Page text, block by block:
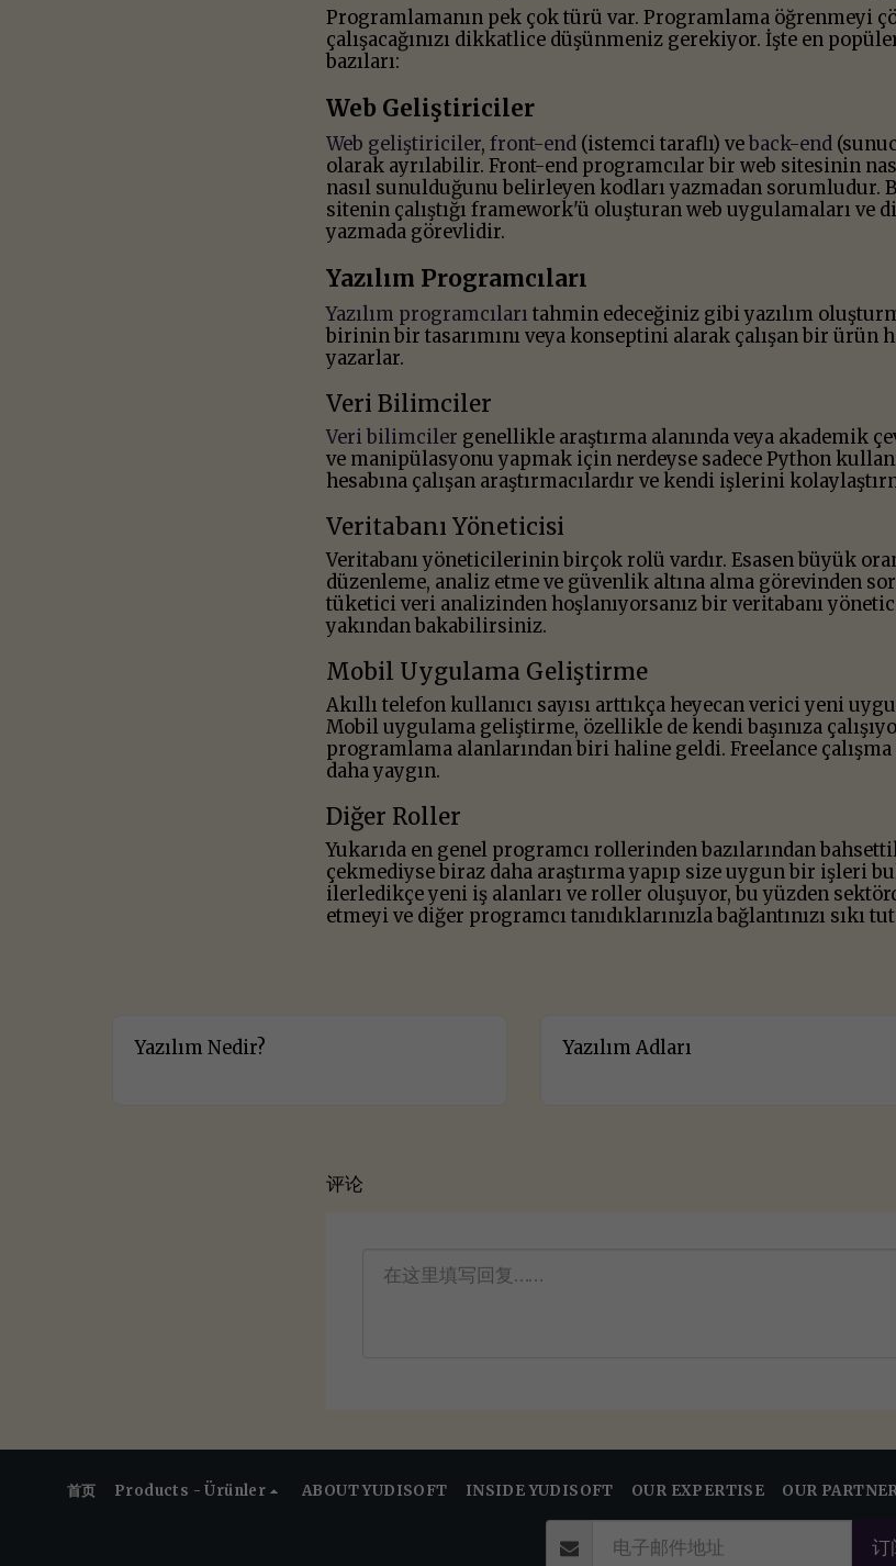
Programlamanın pek çok türü var. Programlama öğrenmeyi
çalışacağınızı dikkatlice düşünmeniz gerekiyor. İşte en
bazıları:
Web Geliştiriciler
Web geliştiriciler, front-end (istemci taraflı) veback-end
olarak ayrılabilir. Front-end programcılar bir web sitesinin
nasıl sunulduğunu belirleyen kodları yazmadan sorumludur.
sitenin çalıştığı framework'ü oluşturan web uygulamaları ve
yazmada görevlidir.
Yazılım Programcıları
Yazılım programcıları tahmin edeceğiniz gibi yazılım
birinin bir tasarımını veya konseptini alarak çalışan bir ürün
yazarlar.
Veri Bilimciler
Veri bilimciler genellikle araştırma alanında veya akademik
ve manipülasyonu yapmak için nerdeyse sadece Python
hesabına çalışan araştırmacılardır ve kendi işlerini
Veritabanı Yöneticisi
Veritabanı yöneticilerinin birçok rolü vardır. Esasen büyük
düzenleme, analiz etme ve güvenlik altına alma görevinden
tüketici veri analizinden hoşlanıyorsanız bir veritabanı
yakından bakabilirsiniz.
Mobil Uygulama Geliştirme
Akıllı telefon kullanıcı sayısı arttıkça heyecan verici yeni
Mobil uygulama geliştirme, özellikle de kendi başınıza
programlama alanlarından biri haline geldi. Freelance
daha yaygın.
Diğer Roller
Yukarıda en genel programcı rollerinden bazılarından
çekmediyse biraz daha araştırma yapıp size uygun bir işleri
ilerledikçe yeni iş alanları ve roller oluşuyor, bu yüzden
etmeyi ve diğer programcı tanıdıklarınızla bağlantınızı sıkı
Yazılım Nedir? Yazılım Adları
评论
首页 Products - Ürünler ABOUT YUDISOFT INSIDE YUDISOFT OUR EXPERTISE OUR
订